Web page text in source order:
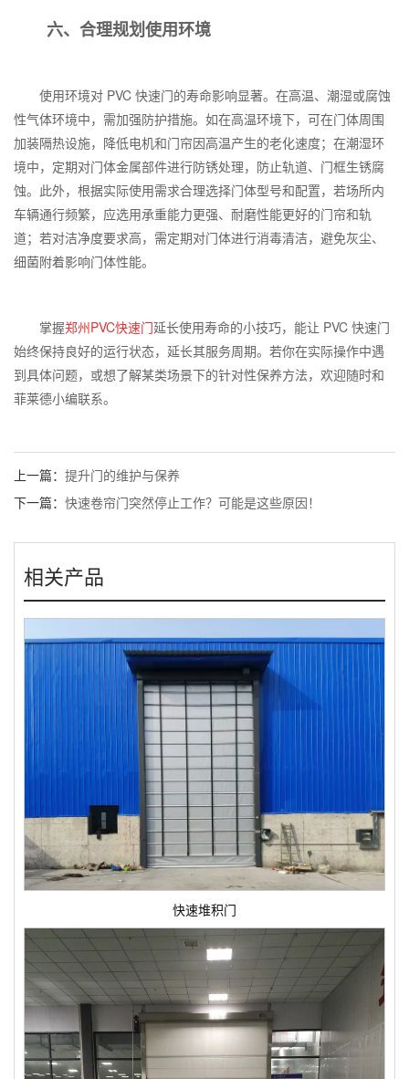
六、合理规划使用环境
使用环境对 PVC 快速门的寿命影响显著。在高温、潮湿或腐蚀
性气体环境中，需加强防护措施。如在高温环境下，可在门体周围
加装隔热设施，降低电机和门帘因高温产生的老化速度；在潮湿环
境中，定期对门体金属部件进行防锈处理，防止轨道、门框生锈腐
蚀。此外，根据实际使用需求合理选择门体型号和配置，若场所内
车辆通行频繁，应选用承重能力更强、耐磨性能更好的门帘和轨
道；若对洁净度要求高，需定期对门体进行消毒清洁，避免灰尘、
细菌附着影响门体性能。
掌握郑州PVC快速门延长使用寿命的小技巧，能让 PVC 快速门
始终保持良好的运行状态，延长其服务周期。若你在实际操作中遇
到具体问题，或想了解某类场景下的针对性保养方法，欢迎随时和
菲莱德小编联系。
上一篇： 提升门的维护与保养
下一篇： 快速卷帘门突然停止工作？可能是这些原因！
相关产品
快速堆积门